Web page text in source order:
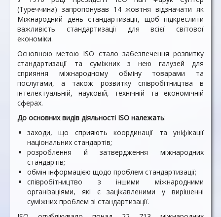
(Туреччина) запропонував 14 жовтня відзначати як
Міжнародний день стандартизації, щоб підкреслити
важливість стандартизації для всієї світової
економіки.
Основною метою ISO стало забезпечення розвитку
стандартизації та суміжних з нею галузей для
сприяння міжнародному обміну товарами та
послугами, а також розвитку співробітництва в
інтелектуальній, науковій, технічній та економічній
сферах.
До основних видів діяльності ISO належать:
заходи, що сприяють координації та уніфікації
національних стандартів;
розроблення й затвердження міжнародних
стандартів;
обмін інформацією щодо проблем стандартизації;
співробітництво з іншими міжнародними
організаціями, які є зацікавленими у вирішенні
суміжних проблем зі стандартизації.